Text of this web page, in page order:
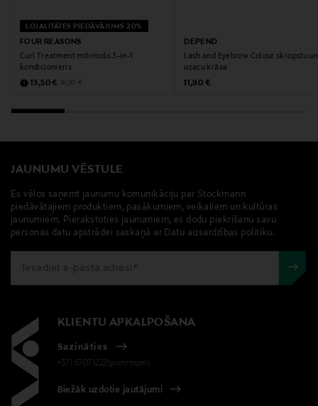
LOJALITĀTES PIEDĀVĀJUMS 20%
FOUR REASONS
Curl Treatment mitrinošs 3-in-1
kondicionieris
Discounted Price
13,50 € Original Price
16,90 €
DEPEND
Lash and Eyebrow Colour skropstu un
uzacu krāsa
Original Price
11,90 €
JAUNUMU VĒSTULE
Es vēlos saņemt jaunumu komunikāciju par Stockmann
piedāvātajiem produktiem, pasākumiem, veikaliem un kultūras
jaunumiem. Pierakstoties jaunumiem, es dodu piekrišanu savu
personas datu apstrādei saskaņā ar Datu aizsardzības politiku.
KLIENTU APKALPOŠANA
Sazināties
+371 67071222(pvm/mpm)
Biežāk uzdotie jautājumi